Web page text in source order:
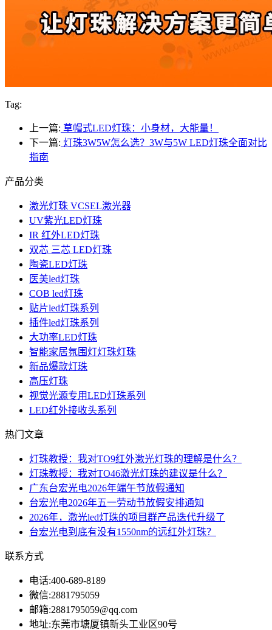
Tag:
上一篇: 草帽式LED灯珠：小身材，大能量！
下一篇: 灯珠3W5W怎么选？3W与5W LED灯珠全面对比
指南
产品分类
激光灯珠 VCSEL激光器
UV紫光LED灯珠
IR 红外LED灯珠
双芯 三芯 LED灯珠
陶瓷LED灯珠
医美led灯珠
COB led灯珠
贴片led灯珠系列
插件led灯珠系列
大功率LED灯珠
智能家居氛围灯灯珠灯珠
新品爆款灯珠
高压灯珠
视觉光源专用LED灯珠系列
LED红外接收头系列
热门文章
灯珠教授：我对TO9红外激光灯珠的理解是什么？
灯珠教授：我对TO46激光灯珠的建议是什么？
广东台宏光电2026年端午节放假通知
台宏光电2026年五一劳动节放假安排通知
2026年，激光led灯珠的项目群产品迭代升级了
台宏光电到底有没有1550nm的远红外灯珠？
联系方式
电话:400-689-8189
微信:2881795059
邮箱:2881795059@qq.com
地址:东莞市塘厦镇新头工业区90号